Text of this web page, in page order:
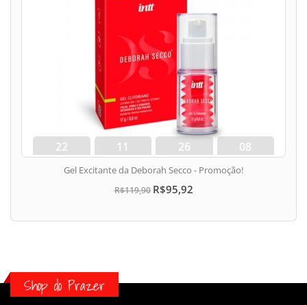
22
dias
11
hora
26
min
07
seg
Gel Excitante da Deborah Secco - Promoção!
R$119,90 R$95,92
Shop do Prazer